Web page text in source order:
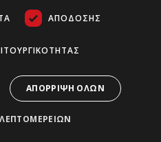
ΑΠΌΔΟΣΗΣ
ΑΠΌΡΡΙΨΗ ΌΛΩΝ